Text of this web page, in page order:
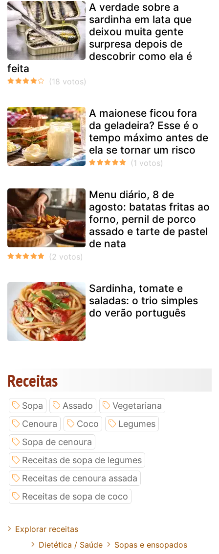
A verdade sobre a
sardinha em lata que
deixou muita gente
surpresa depois de
descobrir como ela é
feita
A maionese ficou fora
da geladeira? Esse é o
tempo máximo antes de
ela se tornar um risco
Menu diário, 8 de
agosto: batatas fritas ao
forno, pernil de porco
assado e tarte de pastel
de nata
Sardinha, tomate e
saladas: o trio simples
do verão português
Receitas
Sopa Assado
Vegetariana
Cenoura
Coco
Legumes
Sopa de cenoura
Receitas de sopa de legumes
Receitas de cenoura assada
Receitas de sopa de coco
Explorar receitas
Dietética / Saúde
Sopas e ensopados